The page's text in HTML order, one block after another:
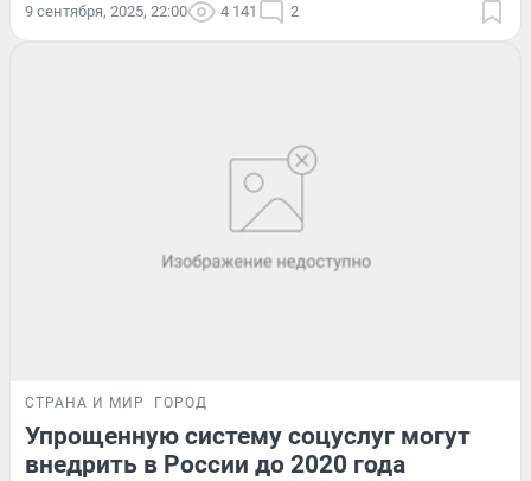
9 сентября, 2025, 22:00 4 141 2
СТРАНА И МИР ГОРОД
Упрощенную систему соцуслуг могут
внедрить в России до 2020 года